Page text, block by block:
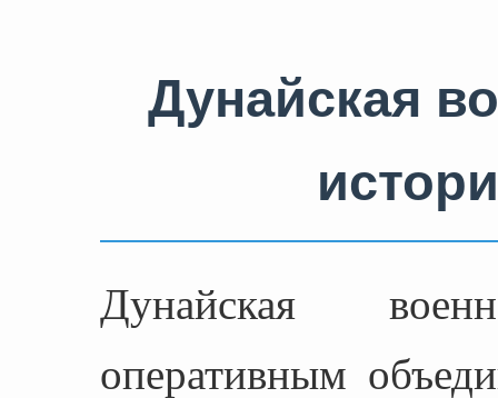
Дунайская
Дунайская
оперативным